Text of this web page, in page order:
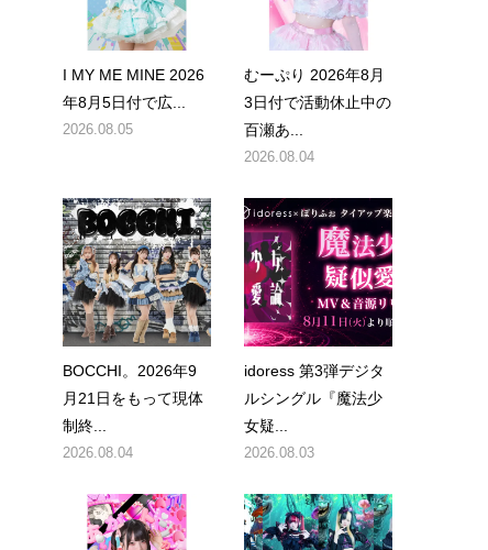
I MY ME MINE 2026
年8月5日付で広...
2026.08.05
むーぷり 2026年8月
3日付で活動休止中の
百瀬あ...
2026.08.04
BOCCHI。2026年9
月21日をもって現体
制終...
2026.08.04
idoress 第3弾デジタ
ルシングル『魔法少
女疑...
2026.08.03